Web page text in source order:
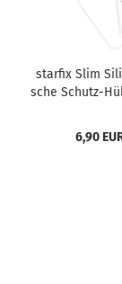
star­fix Slim
sche Schutz-​​
6,90